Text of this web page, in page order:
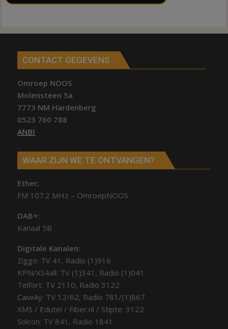
CONTACT GEGEVENS
Omroep NOOS
Molensteen 5a
7773 NM Hardenberg
0523 760 788
ANBI
WAAR ZIJN WE TE ONTVANGEN?
Ether;
FM 107.2 MHz – OmroepNOOS
DAB+:
Kanaal 5B
Digitale Kanalen:
Ziggo: TV 41, Radio (1)916
KPN/XS4all: TV (1)341, Radio (1)041
Telfort: TV 2110, Radio 3122
CaiwAy: TV 12/62, Radio 781/(1)867
XMS / Edutel / Fiber.nl / Stipte: 3122
Solcon: TV 841, Radio 1841